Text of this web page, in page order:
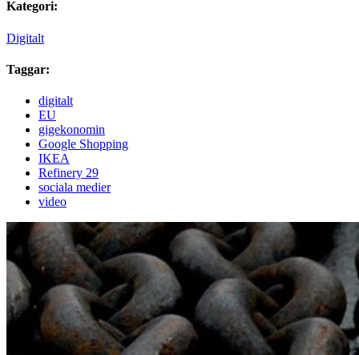
Kategori:
Digitalt
Taggar:
digitalt
EU
gigekonomin
Google Shopping
IKEA
Refinery 29
sociala medier
video